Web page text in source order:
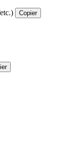
Copier